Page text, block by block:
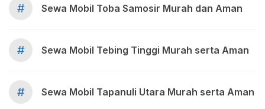
# Sewa Mobil Toba Samosir Murah dan Aman
# Sewa Mobil Tebing Tinggi Murah serta Aman
# Sewa Mobil Tapanuli Utara Murah serta Aman